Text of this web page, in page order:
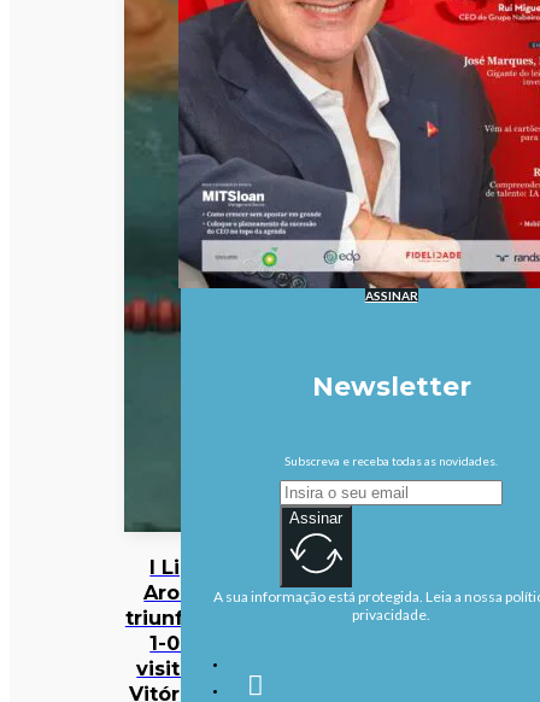
I Liga:
Arouca
triunfa por
1-0 na
visita ao
Vitória de
ASSINAR
Newsletter
Subscreva e receba todas as novidades.
Assinar
A sua informação está protegida. Leia a nossa
privacidade.